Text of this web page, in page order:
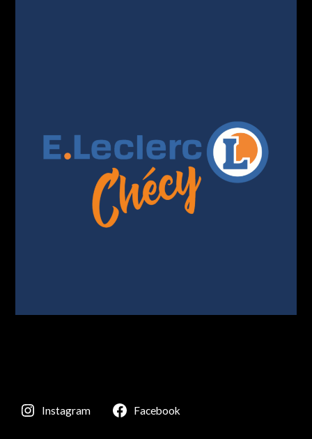
Instagram Facebook